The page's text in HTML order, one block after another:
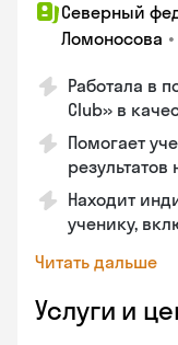
Северный
Ломоносова •
Работала в
Club» в
Помогает
Находит
ученику,
Читать дальше
Услуги и